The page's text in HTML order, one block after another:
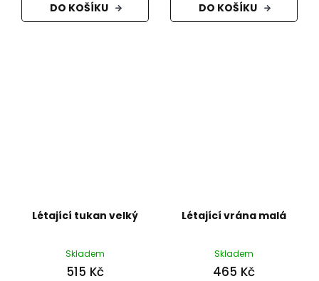
DO KOŠÍKU DO KOŠÍKU
Létající tukan velký
Skladem
515 Kč
Létající vrána malá
Skladem
465 Kč